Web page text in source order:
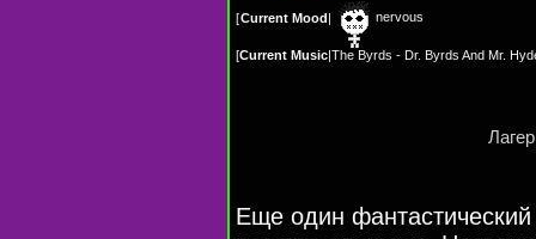
[Current Mood nervous
[Current Music The Byrds - Dr. Byrds And Mr.
Еще один